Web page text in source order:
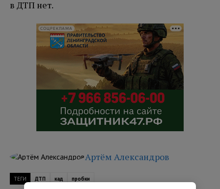
в ДТП нет.
СОЦРЕКЛАМА
Артём Александров
ТЕГИ ДТП кад пробки